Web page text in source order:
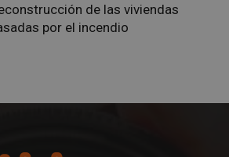
de las viviendas
por el incendio
YouTube
.youtube.com